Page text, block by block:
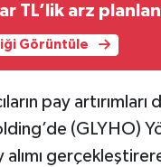
TL’lik arz
Görüntüle
pay
(GLYHO)